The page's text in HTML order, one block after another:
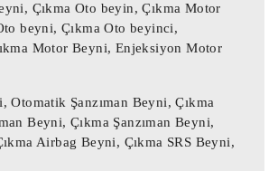
Polo Motor Beyni
Polo 1.2 Motor Beyni
Çıkma Oto beyin, Çıkma Motor
beyni, Çıkma Oto beyinci,
Motor Beyni, Enjeksiyon Motor
Otomatik Şanzıman Beyni, Çıkma
Beyni, Çıkma Şanzıman Beyni,
Airbag Beyni, Çıkma SRS Beyni,